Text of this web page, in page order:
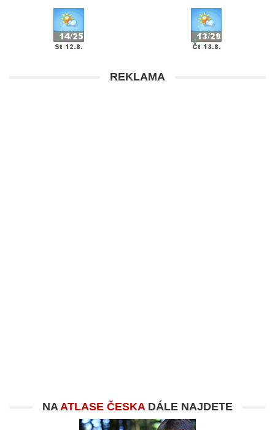
REKLAMA
NAATLASE ČESKADÁLE NAJDETE